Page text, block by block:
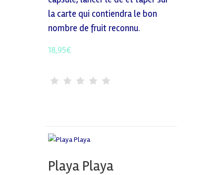
la carte qui contiendra le bon
nombre de fruit reconnu.
18,95€
Playa Playa